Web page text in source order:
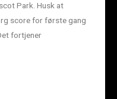
Park. Husk at
score for første gang
fortjener